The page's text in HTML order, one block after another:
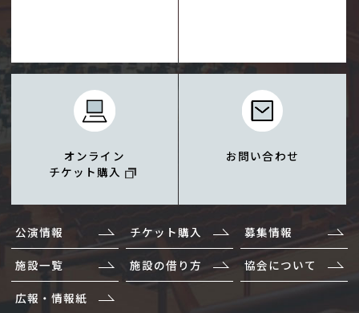
オンライン
チケット購入
お問い合わせ
公演情報 チケット購入 募集情報
施設一覧 施設の借り方 協会について
広報・情報紙